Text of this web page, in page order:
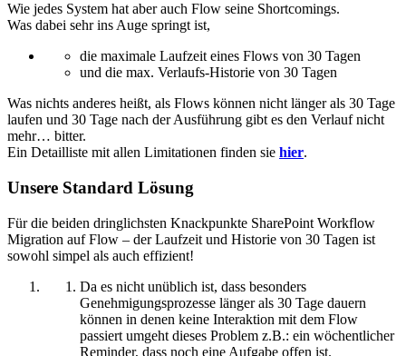
Wie jedes System hat aber auch Flow seine Shortcomings.
Was dabei sehr ins Auge springt ist,
die maximale Laufzeit eines Flows von 30 Tagen
und die max. Verlaufs-Historie von 30 Tagen
Was nichts anderes heißt, als Flows können nicht länger als 30 Tage
laufen und 30 Tage nach der Ausführung gibt es den Verlauf nicht
mehr… bitter.
Ein Detailliste mit allen Limitationen finden sie hier.
Unsere Standard Lösung
Für die beiden dringlichsten Knackpunkte SharePoint Workflow
Migration auf Flow – der Laufzeit und Historie von 30 Tagen ist
sowohl simpel als auch effizient!
Da es nicht unüblich ist, dass besonders
Genehmigungsprozesse länger als 30 Tage dauern
können in denen keine Interaktion mit dem Flow
passiert umgeht dieses Problem z.B.: ein wöchentlicher
Reminder, dass noch eine Aufgabe offen ist.